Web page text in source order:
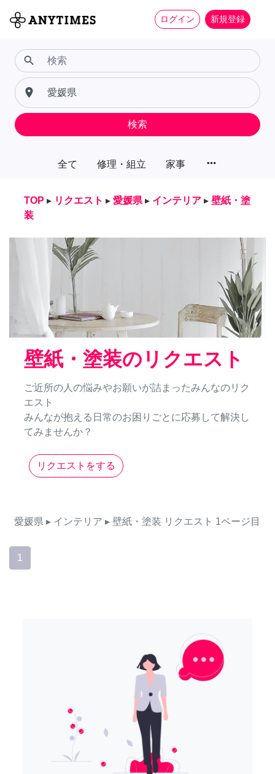
ログイン 新規登録
全て 修理・組立 家事 more_horiz
search
place
検索
TOP ▸ リクエスト ▸ 愛媛県 ▸ インテリア ▸ 壁紙・塗
装
壁紙・塗装のリクエスト
ご近所の人の悩みやお願いが詰まったみんなのリク
エスト
みんなが抱える日常のお困りごとに応募して解決し
てみませんか？
リクエストをする
愛媛県 ▸ インテリア ▸ 壁紙・塗装 リクエスト 1ページ目
1